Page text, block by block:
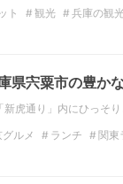
ト 観光 兵庫の観
県宍粟市の豊か
新虎通り」内にひっそ
グルメ ランチ 関東